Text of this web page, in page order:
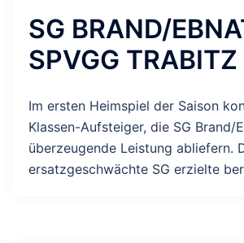
SG BRAND/
SPVGG
Im ersten Heimspiel der Saison
Klassen-Aufsteiger, die SG Brand/
überzeugende Leistung abliefern.
ersatzgeschwächte SG erzielte